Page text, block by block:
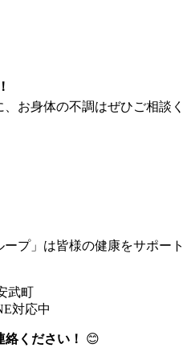
お身体の不調はぜひご相談く
ープ」は皆様の健康をサポート
武町
対応中
ください！ 😊